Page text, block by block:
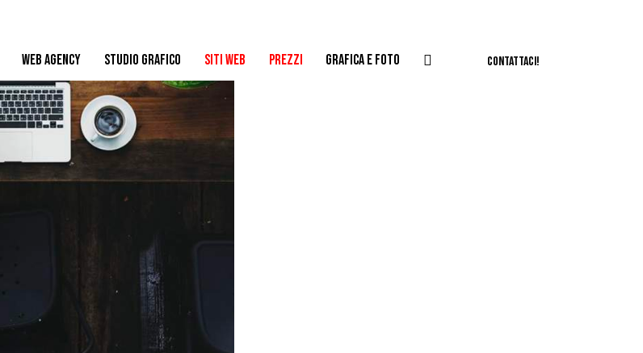
WEB AGENCY STUDIO GRAFICO SITI WEB PREZZI GRAFICA E FOTO CONTATTACI!